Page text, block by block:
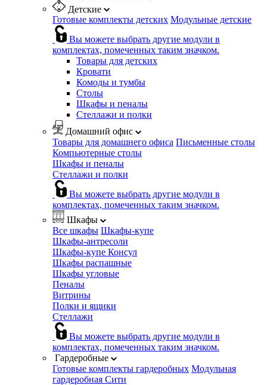
Детские
Готовые комплекты детских Модульные детские
Вы можете выбрать другие модули в
комплектах, помеченных таким значком.
Товары для детских
Кровати
Комоды и тумбы
Столы
Шкафы и пеналы
Стеллажи и полки
Домашний офис
Товары для домашнего офиса Письменные столы
Компьютерные столы
Шкафы и пеналы
Стеллажи и полки
Вы можете выбрать другие модули в
комплектах, помеченных таким значком.
Шкафы
Все шкафы Шкафы-купе
Шкафы-антресоли
Шкафы-купе Консул
Шкафы распашные
Шкафы угловые
Пеналы
Витрины
Полки и ящики
Стеллажи
Вы можете выбрать другие модули в
комплектах, помеченных таким значком.
Гардеробные
Готовые комплекты гардеробных Модульная
гардеробная Сити